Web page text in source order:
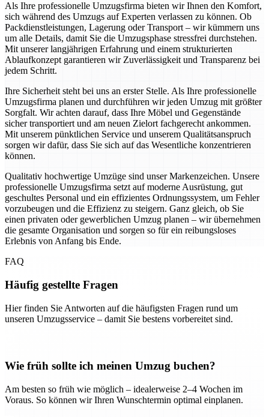
Als Ihre professionelle Umzugsfirma bieten wir Ihnen den Komfort,
sich während des Umzugs auf Experten verlassen zu können. Ob
Packdienstleistungen, Lagerung oder Transport – wir kümmern uns
um alle Details, damit Sie die Umzugsphase stressfrei durchstehen.
Mit unserer langjährigen Erfahrung und einem strukturierten
Ablaufkonzept garantieren wir Zuverlässigkeit und Transparenz bei
jedem Schritt.
Ihre Sicherheit steht bei uns an erster Stelle. Als Ihre professionelle
Umzugsfirma planen und durchführen wir jeden Umzug mit größter
Sorgfalt. Wir achten darauf, dass Ihre Möbel und Gegenstände
sicher transportiert und am neuen Zielort fachgerecht ankommen.
Mit unserem pünktlichen Service und unserem Qualitätsanspruch
sorgen wir dafür, dass Sie sich auf das Wesentliche konzentrieren
können.
Qualitativ hochwertige Umzüge sind unser Markenzeichen. Unsere
professionelle Umzugsfirma setzt auf moderne Ausrüstung, gut
geschultes Personal und ein effizientes Ordnungssystem, um Fehler
vorzubeugen und die Effizienz zu steigern. Ganz gleich, ob Sie
einen privaten oder gewerblichen Umzug planen – wir übernehmen
die gesamte Organisation und sorgen so für ein reibungsloses
Erlebnis von Anfang bis Ende.
FAQ
Häufig gestellte Fragen
Hier finden Sie Antworten auf die häufigsten Fragen rund um
unseren Umzugsservice – damit Sie bestens vorbereitet sind.
Wie früh sollte ich meinen Umzug buchen?
Am besten so früh wie möglich – idealerweise 2–4 Wochen im
Voraus. So können wir Ihren Wunschtermin optimal einplanen.